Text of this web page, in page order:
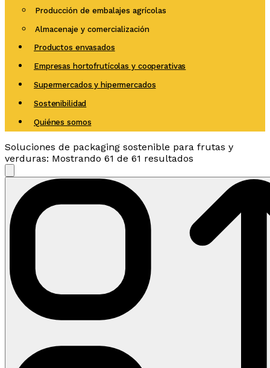
Producción de embalajes agrícolas
Almacenaje y comercialización
Productos envasados
Empresas hortofrutícolas y cooperativas
Supermercados y hipermercados
Sostenibilidad
Quiénes somos
Soluciones de packaging sostenible para frutas y
verduras: Mostrando 61 de 61 resultados